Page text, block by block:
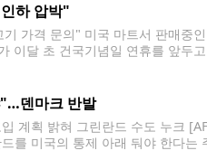
하 압박"
가격 문의" 미국 마트서 판매중
이달 초 건국기념일 연휴를 앞두
덴마크 반발
계획 밝혀 그린란드 수도 누크
를 미국의 통제 아래 둬야 한다는